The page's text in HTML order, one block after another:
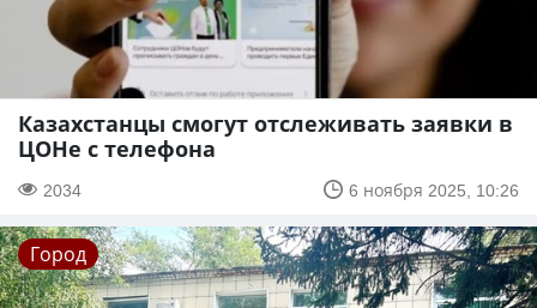
Казахстанцы смогут отслеживать заявки в
ЦОНе с телефона
2034 6 ноября 2025, 10:26
Город